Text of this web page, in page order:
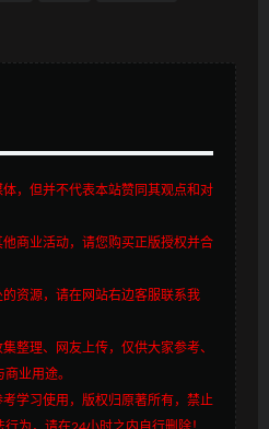
，但并不代表本站赞同其观点和对
商业活动，请您购买正版授权并合
资源，请在网站右边客服联系我
整理、网友上传，仅供大家参考、
业用途。
学习使用，版权归原著所有，禁止